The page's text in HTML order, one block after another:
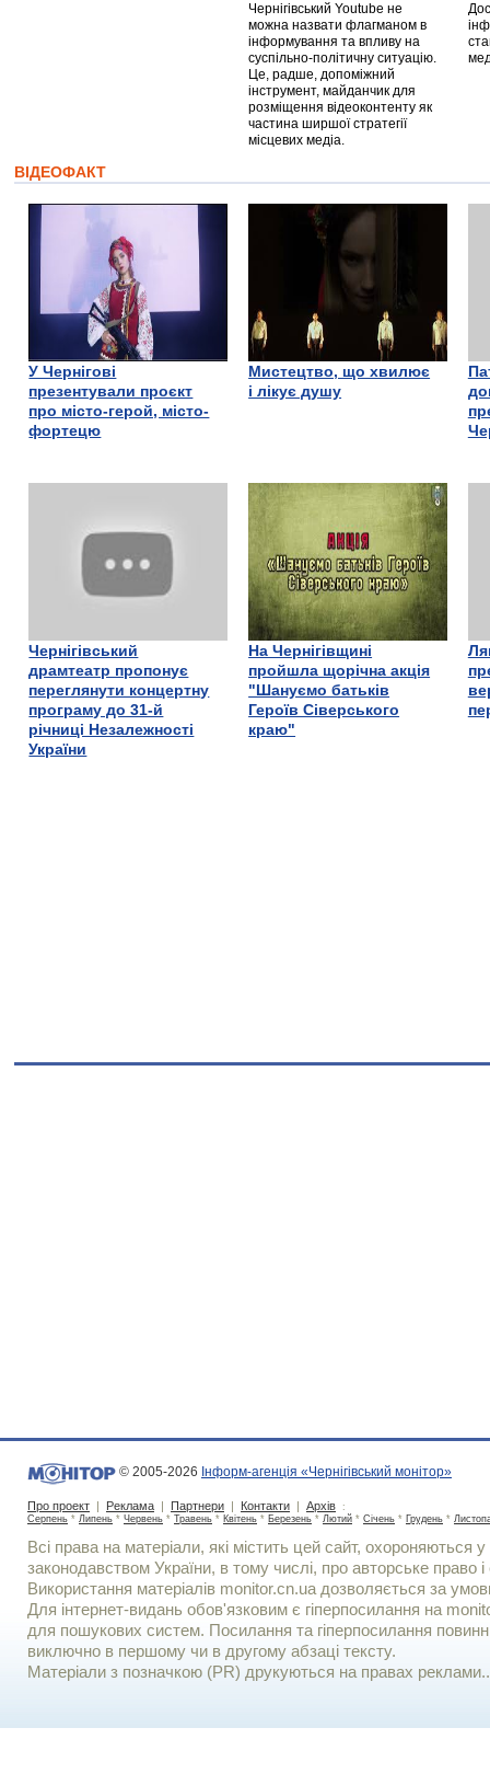
Чернігівський Youtube не
можна назвати флагманом в
інформування та впливу на
суспільно-політичну ситуацію.
Це, радше, допоміжний
інструмент, майданчик для
розміщення відеоконтенту як
частина ширшої стратегії
місцевих медіа.
ВІДЕОФАКТ
У Чернігові
презентували проєкт
про місто-герой, місто-
фортецю
Мистецтво, що хвилює
і лікує душу
Чернігівський
драмтеатр пропонує
переглянути концертну
програму до 31-й
річниці Незалежності
України
На Чернігівщині
пройшла щорічна акція
"Шануємо батьків
Героїв Сіверського
краю"
© 2005-2026 Інформ-агенція «Чернігівський монітор»
Про проект | Реклама | Партнери | Контакти | Архів :
Серпень * Липень * Червень * Травень * Квітень * Березень * Лютий * Січень * Грудень *
Всі права на матеріали, які містить цей сайт, охороняються у
законодавством України, в тому числі, про авторське право і
Використання матерiалiв monitor.cn.ua дозволяється за
Для iнтернет-видань обов'язковим є гiперпосилання на
для пошукових систем. Посилання та гіперпосилання
виключно в першому чи в другому абзаці тексту.
Матеріали з позначкою (PR) друкуються на правах реклами..